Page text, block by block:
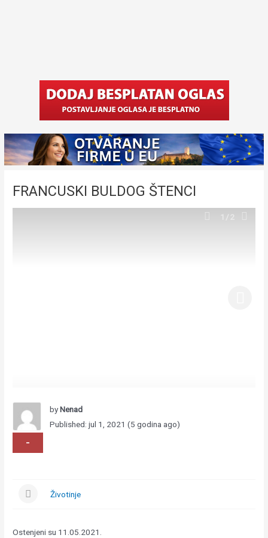
FRANCUSKI BULDOG ŠTENCI
1 /2
byNenad
Published: jul 1, 2021 (5 godina ago)
-
Životinje
Ostenjeni su 11.05.2021.